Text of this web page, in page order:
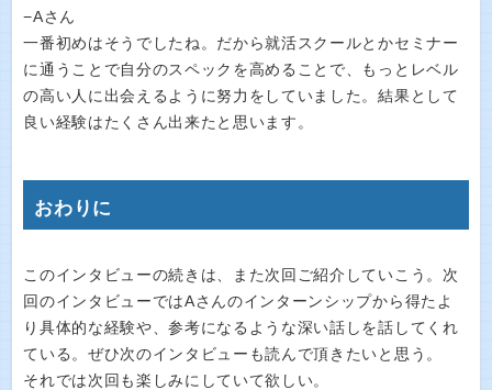
−Aさん
一番初めはそうでしたね。だから就活スクールとかセミナー
に通うことで自分のスペックを高めることで、もっとレベル
の高い人に出会えるように努力をしていました。結果として
良い経験はたくさん出来たと思います。
おわりに
このインタビューの続きは、また次回ご紹介していこう。次
回のインタビューではAさんのインターンシップから得たよ
り具体的な経験や、参考になるような深い話しを話してくれ
ている。ぜひ次のインタビューも読んで頂きたいと思う。
それでは次回も楽しみにしていて欲しい。